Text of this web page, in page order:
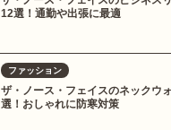
12選！通勤や出張に最適
ファッション
ザ・ノース・フェイスのネックウ
選！おしゃれに防寒対策